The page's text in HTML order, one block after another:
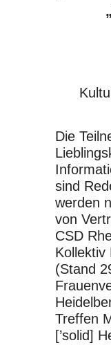
Die
sind
werden
von
CSD
Kollektiv
(Stand
Treffen
[’solid]